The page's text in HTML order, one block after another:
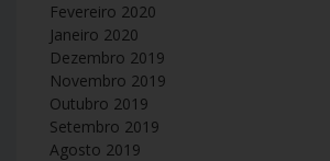
Fevereiro 2020
Janeiro 2020
Dezembro 2019
Novembro 2019
Outubro 2019
Setembro 2019
Agosto 2019